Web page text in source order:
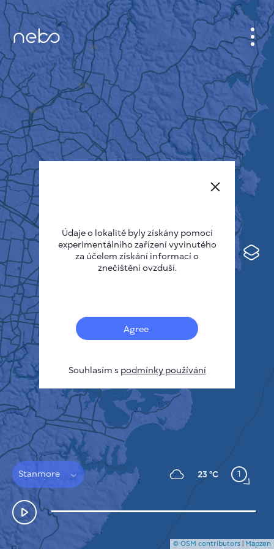
Tepelné skvrny
Stanmore 23 °C 1
KABINET
MAPA MĚSTA
SENZOR NEBO
O NÁS
Deutsch
Español
JAK TO FUNGUJE
ZÁSADY OCHRANY SOUKROMÍ
PODMÍNKY A PRAVIDLA
PRŮVODCE INSTALACÍ
API
KONTAKTUJTE NÁS
© OSM contributors | Mapzen
Údaje o lokalitě byly získány pomocí
experimentálního zařízení vyvinutého
za účelem získání informací o
znečištění ovzduší.
Agree
Souhlasím s podmínky používání